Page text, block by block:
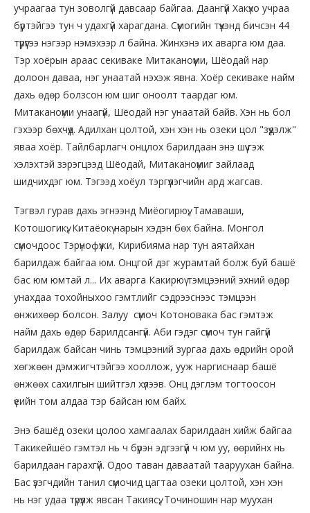
учраагаа тун зоволгүй давсаар байгаа. Даангүй Хакүхо учраа
бүртэйгээ тун ч удахгүй харагдана. Сүмогийн түүхэнд бичсэн 44
түрүүгээ нэгээр нэмэхээр л байна. Жинхэнэ их аварга юм даа.
Тэр хоёрын араас секиваке Митаканоүми, Шёодай нар
долоон даваа, нэг унаатай нэхэж явна. Хоёр секиваке найм
дахь өдөр болзсон юм шиг оноолт таардаг юм.
Митаканоүми унаагүй, Шёодай нэг унаатай байв. Хэн нь бол
гэхээр бөхчүүд. Адилхан цолтой, хэн хэн нь озеки цол "зүүдэлж"
яваа хоёр. Тайлбарлагч онцлох барилдаан энэ шүү гэж
хэлэхтэй зэрэгцээд Шёодай, Митаканоүмиг зайлаад
шидчихдэг юм. Тэгээд хоёул тэргүүлэгчийн ард жагсав.
Тэгвэл гурав дахь эгнээнд Миёогирюү, Тамаваши,
Котошогикү, Китаёокү нарын хэдэн бөх байна. Монгол
сүмочдоос Тэрүнофүжи, Кирибияма нар тун аятайхан
барилдаж байгаа юм. Онцгой дэг журамтай болж буй башё
бас юм юмтай л... Их аварга Какирюү тэмцээний эхний өдөр
унахдаа тохойныхоо гэмтлийг сэдрээснээс тэмцээн
өнжихөөр болсон. Залуу сүмоч Котоновака бас гэмтэж
найм дахь өдөр барилдсангүй. Аби гэдэг сүмоч тун гайгүй
барилдаж байсан чинь тэмцээний зургаа дахь өдрийн орой
хөгжөөн дэмжигчтэйгээ хооллож, ууж наргиснаар башё
өнжөөх сахилгын шийтгэл хүлээв. Онц дэглэм тогтоосон
үеийн том алдаа тэр байсан юм байх.
Энэ башёд озеки цолоо хамгаалах барилдаан хийж байгаа
Такикейшёо гэмтэл нь ч бүрэн эдгээгүй ч юм уу, өөрийнх нь
барилдаан гарахгүй. Одоо таван даваатай тааруухан байна.
Бас үзэгчдийн танил сүмочид цагтаа озеки цолтой, хэн хэн
нь нэг удаа түрүүлж явсан Такиясү, Точиношин нар муухан